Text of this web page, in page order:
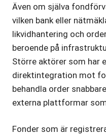
Även om själva
vilken bank eller
likvidhantering och
beroende på
Större aktörer som har
direktintegration mot
behandla order
externa plattformar
Fonder som är